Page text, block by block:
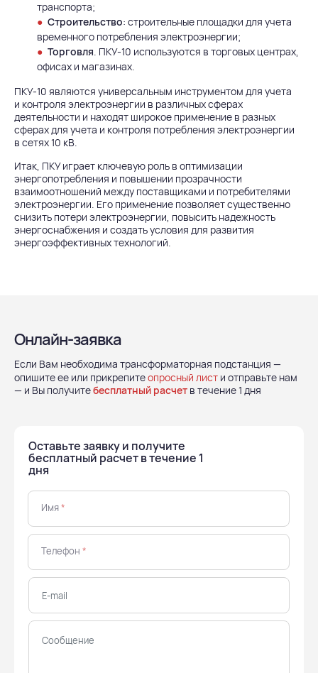
транспорта;
Строительство: строительные площадки для учета
временного потребления электроэнергии;
Торговля. ПКУ-10 используются в торговых центрах,
офисах и магазинах.
ПКУ-10 являются универсальным инструментом для учета
и контроля электроэнергии в различных сферах
деятельности и находят широкое применение в разных
сферах для учета и контроля потребления электроэнергии
в сетях 10 кВ.
Итак, ПКУ играет ключевую роль в оптимизации
энергопотребления и повышении прозрачности
взаимоотношений между поставщиками и потребителями
электроэнергии. Его применение позволяет существенно
снизить потери электроэнергии, повысить надежность
энергоснабжения и создать условия для развития
энергоэффективных технологий.
Онлайн-заявка
Если Вам необходима трансформаторная подстанция —
опишите ее или прикрепитеопросный лист и отправьте нам
— и Вы получитебесплатный расчет в течение 1 дня
Оставьте заявку и получите
бесплатный расчет в течение 1
дня
Имя*
Телефон *